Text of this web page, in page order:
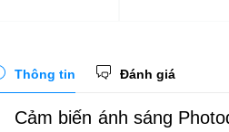
Thông tin Đánh giá
Cảm biến ánh sáng